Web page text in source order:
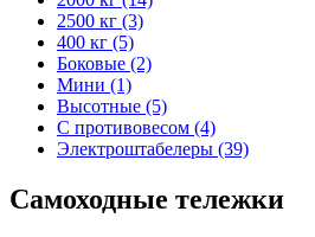
2500 кг (3)
400 кг (5)
Боковые (2)
Мини (1)
Высотные (5)
С противовесом (4)
Электроштабелеры (39)
Самоходные тележки